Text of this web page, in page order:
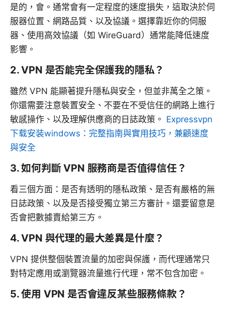
是的，會。通常會有一定程度的速度損失，這取決於伺
服器位置、網路品質、以及協議。選擇靠近你的伺服
器、使用高效協議（如 WireGuard）通常能降低速度
影響。
2. VPN 是否能完全保護我的隱私？
雖然 VPN 能顯著提升隱私與安全，但並非萬全之策。
你還需要注意裝置安全、不要在不受信任的網路上進行
敏感操作、以及理解供應商的日誌政策。 Expressvpn
下载安装windows：完整指南與實用技巧，兼顧速度
與安全
3. 如何判斷 VPN 服務商是否值得信任？
看三個方面：是否有透明的隱私政策、是否有嚴格的無
日誌政策、以及是否接受獨立第三方審計。還要留意是
否會把數據賣給第三方。
4. VPN 與代理的最大差異是什麼？
VPN 提供整個裝置流量的加密與保護，而代理通常只
對特定應用或瀏覽器流量進行代理，常不包含加密。
5. 使用 VPN 是否會違反某些服務條款？